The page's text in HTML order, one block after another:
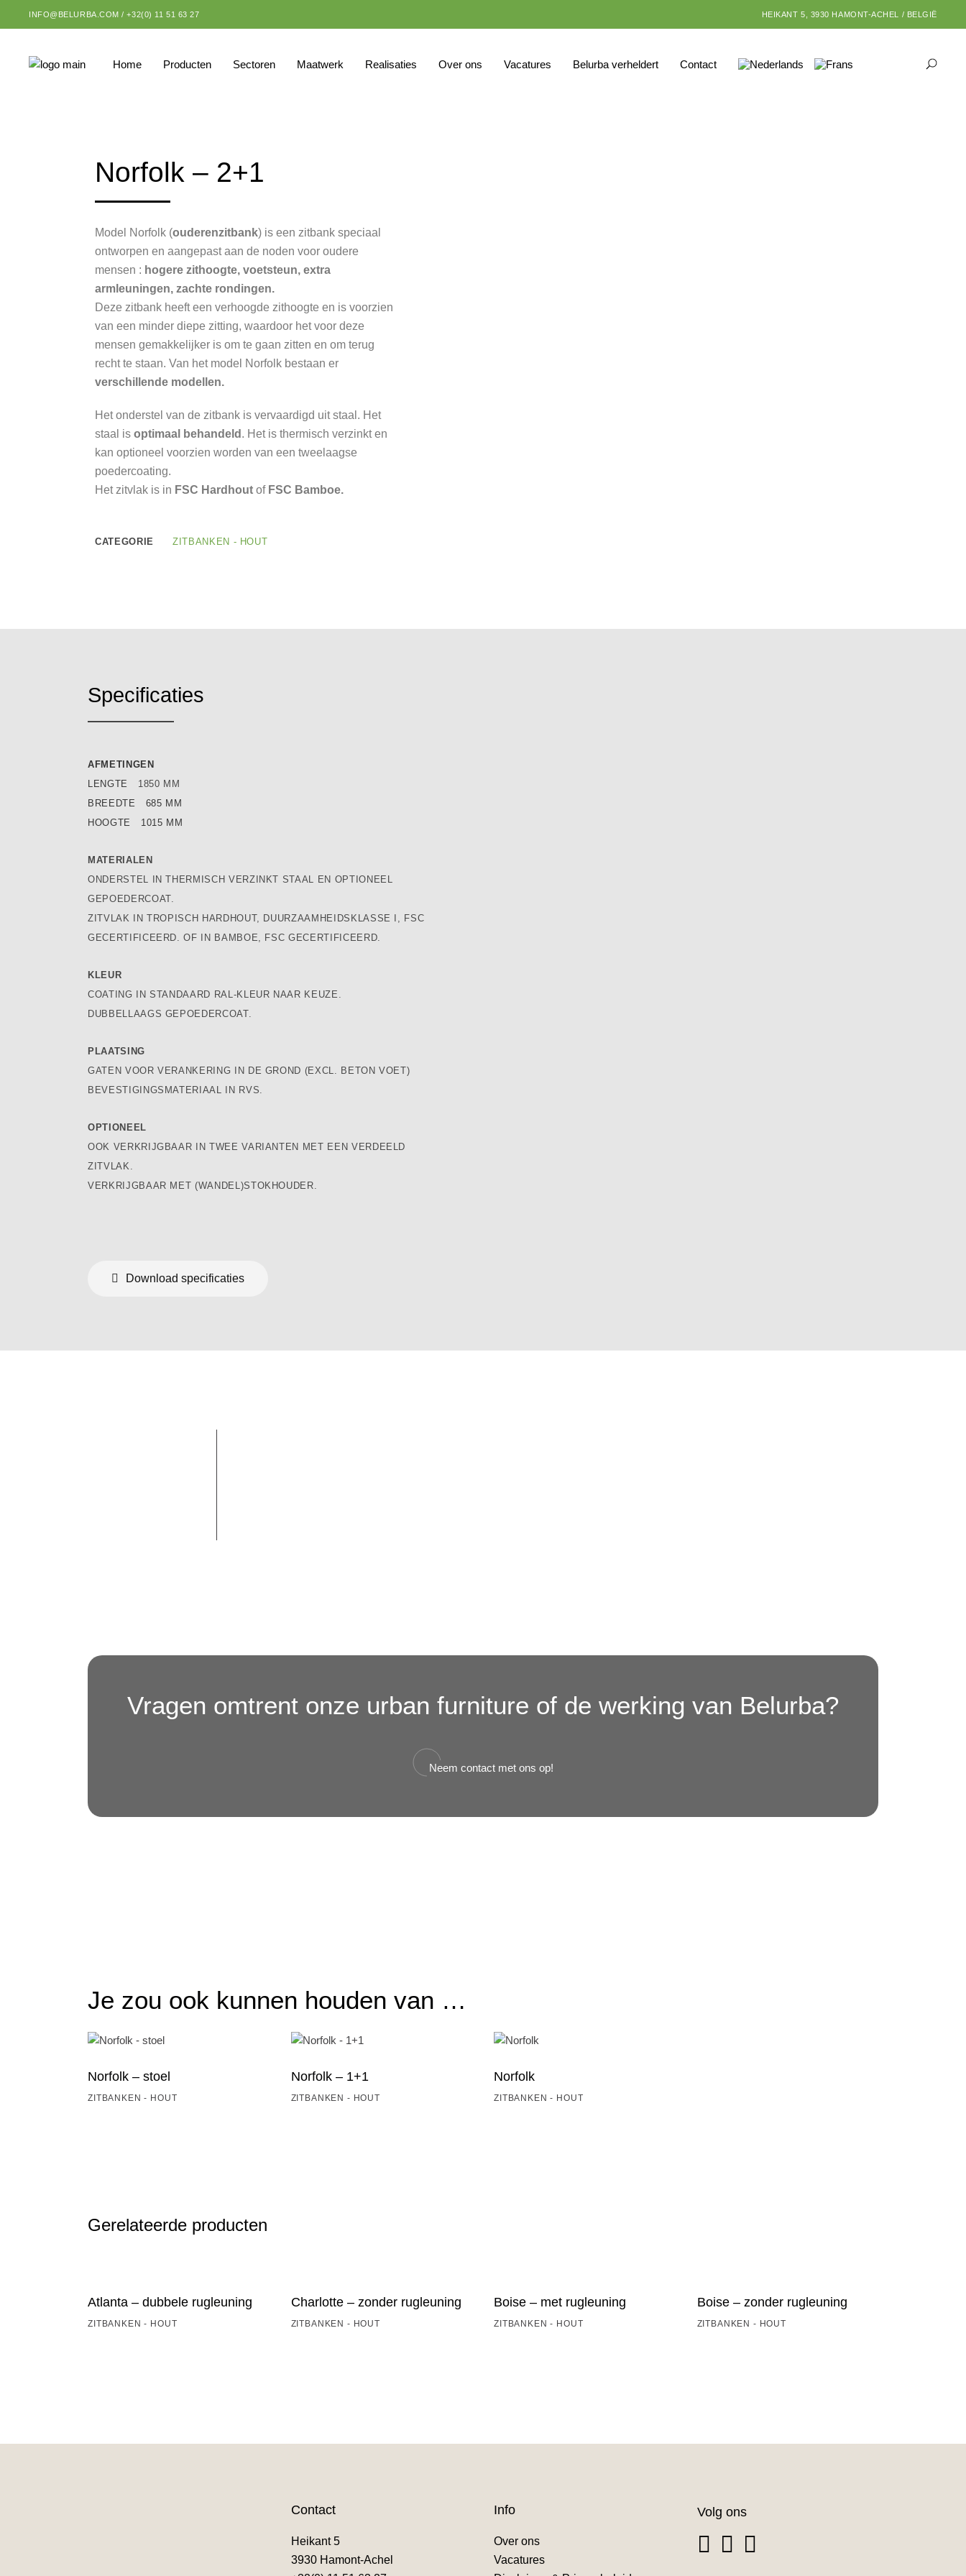
INFO@BELURBA.COM / +32(0) 11 51 63 27 HEIKANT 5, 3930 HAMONT-ACHEL / BELGIË
Home Producten
Picknicksets
Afvalbakken
plantenbakken
Boomeilanden
Hekken en
geleidebeugels
Anti-parkeerpalen
Fietsparkeren
Overkappingen
boombescherming
Fietsboxen
Sectoren
Aannemers
Steden & gemeenten
architecten
Tuinders
Scholen
Ziekenhuizen &
woonzorgcentra
Maatwerk Realisaties Over ons Vacatures Belurba verheldert Contact
Norfolk – 2+1
Model Norfolk (ouderenzitbank) is een zitbank speciaal
ontworpen en aangepast aan de noden voor oudere
mensen : hogere zithoogte, voetsteun, extra
armleuningen, zachte rondingen.
Deze zitbank heeft een verhoogde zithoogte en is voorzien
van een minder diepe zitting, waardoor het voor deze
mensen gemakkelijker is om te gaan zitten en om terug
recht te staan. Van het model Norfolk bestaan er
verschillende modellen.
Het onderstel van de zitbank is vervaardigd uit staal. Het
staal is optimaal behandeld . Het is thermisch verzinkt en
kan optioneel voorzien worden van een tweelaagse
poedercoating.
Het zitvlak is in FSC Hardhout of FSC Bamboe.
CATEGORIE ZITBANKEN - HOUT
Specificaties
AFMETINGEN
LENGTE 1850 MM
BREEDTE 685 MM
HOOGTE 1015 MM
MATERIALEN
ONDERSTEL IN THERMISCH VERZINKT STAAL EN OPTIONEEL
GEPOEDERCOAT.
ZITVLAK IN TROPISCH HARDHOUT, DUURZAAMHEIDSKLASSE I, FSC
GECERTIFICEERD. OF IN BAMBOE, FSC GECERTIFICEERD.
KLEUR
COATING IN STANDAARD RAL-KLEUR NAAR KEUZE.
DUBBELLAAGS GEPOEDERCOAT.
PLAATSING
GATEN VOOR VERANKERING IN DE GROND (EXCL. BETON VOET)
BEVESTIGINGSMATERIAAL IN RVS.
OPTIONEEL
OOK VERKRIJGBAAR IN TWEE VARIANTEN MET EEN VERDEELD
ZITVLAK.
VERKRIJGBAAR MET (WANDEL)STOKHOUDER.
Download specificaties
Vragen omtrent onze urban furniture of de werking van Belurba?
Neem contact met ons op!
Je zou ook kunnen houden van …
Norfolk – stoel
ZITBANKEN - HOUT
Norfolk – 1+1
ZITBANKEN - HOUT
Norfolk
ZITBANKEN - HOUT
Gerelateerde producten
Atlanta – dubbele rugleuning
ZITBANKEN - HOUT
Charlotte – zonder rugleuning
ZITBANKEN - HOUT
Boise – met rugleuning
ZITBANKEN - HOUT
Boise – zonder rugleuning
ZITBANKEN - HOUT
Contact
Heikant 5
3930 Hamont-Achel
Info
Over ons
Vacatures
Volg ons